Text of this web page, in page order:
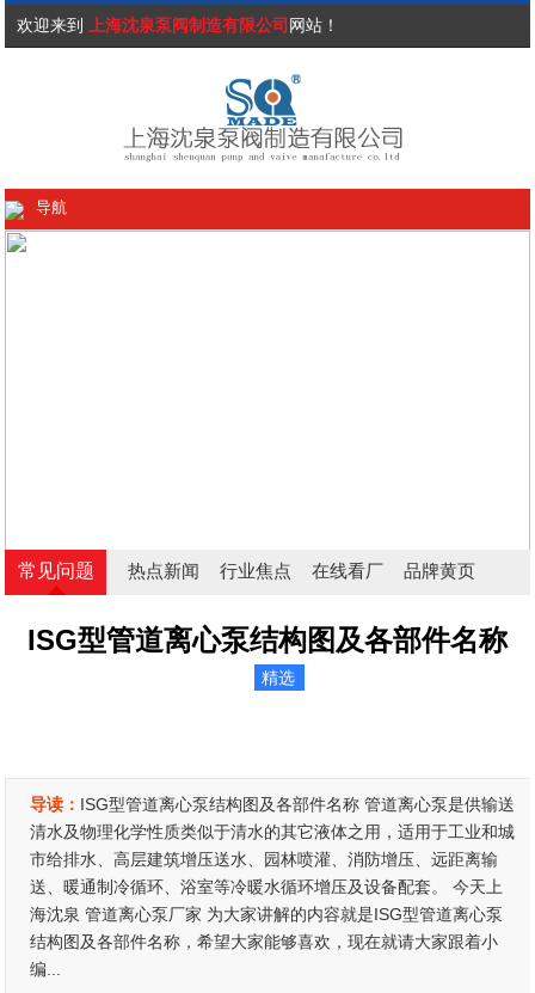
欢迎来到 上海沈泉泵阀制造有限公司 网站！
导航
常见问题 热点新闻 行业焦点 在线看厂 品牌黄页
ISG型管道离心泵结构图及各部件名称
精选
导读： ISG型管道离心泵结构图及各部件名称 管道离心泵是供输送
清水及物理化学性质类似于清水的其它液体之用，适用于工业和城
市给排水、高层建筑增压送水、园林喷灌、消防增压、远距离输
送、暖通制冷循环、浴室等冷暖水循环增压及设备配套。 今天上
海沈泉 管道离心泵厂家 为大家讲解的内容就是ISG型管道离心泵
结构图及各部件名称，希望大家能够喜欢，现在就请大家跟着小
编...